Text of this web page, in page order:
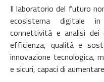
Il laboratorio del futuro
ecosistema digitale
connettività e analisi dei
efficienza, qualità e
innovazione tecnologica,
e sicuri, capaci di